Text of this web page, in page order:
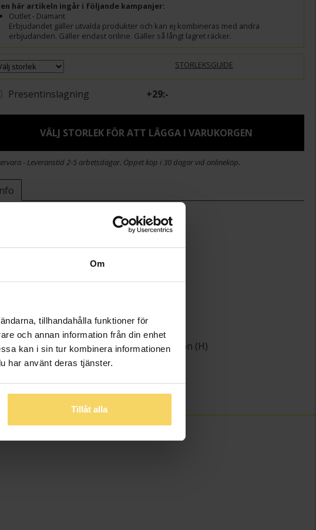
Om
tillhandahålla funktioner för
och annan information från din enhet
kan i sin tur kombinera informationen
har använt deras tjänster.
Tillåt alla
här artikeln ingår i följande kampanjer:
Outlet - Diamant
Erbjudandet gäller utvalda produkter och kan ej kombineras med andra
erbjudanden. Gäller endast online. Gäller så långt lagret räcker.
STORLEKSGUIDE
Presentinslagning +29:-
VÄLJ STORLEK FÖR ATT LÄGGA I VARUKORGEN
- Leveranstid 2-5 arbetsdagar. Öppet köp i 30 dagar vid onlineköp.
1,74-7,29
1,20-5,08
Guldfynd
18K Gold
diamanter
Briljant
Wesselton (H)
carat
0,21